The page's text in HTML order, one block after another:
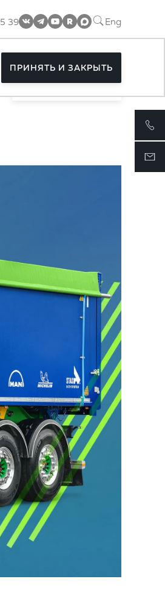
39 Eng
ПОДПИСАТЬСЯ
ПРИНЯТЬ И ЗАКРЫТЬ